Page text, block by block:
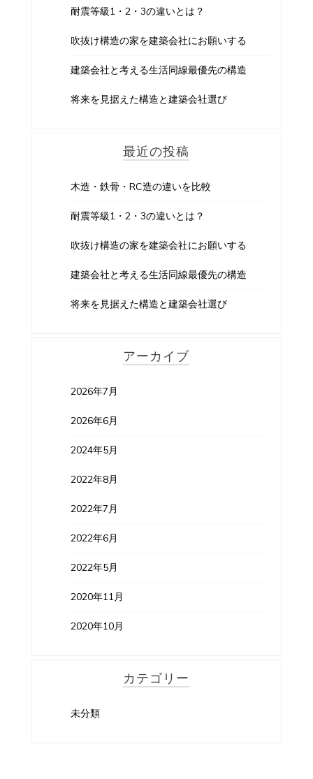
耐震等級1・2・3の違いとは？
吹抜け構造の家を建築会社にお願いする
建築会社と考える生活同線最優先の構造
将来を見据えた構造と建築会社選び
最近の投稿
木造・鉄骨・RC造の違いを比較
耐震等級1・2・3の違いとは？
吹抜け構造の家を建築会社にお願いする
建築会社と考える生活同線最優先の構造
将来を見据えた構造と建築会社選び
アーカイブ
2026年7月
2026年6月
2024年5月
2022年8月
2022年7月
2022年6月
2022年5月
2020年11月
2020年10月
カテゴリー
未分類